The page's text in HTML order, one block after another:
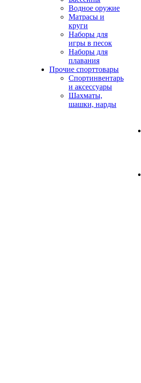
Водное оружие
Матрасы и
круги
Наборы для
игры в песок
Наборы для
плавания
Прочие спорттовары
Спортинвентарь
и аксессуары
Шахматы,
шашки, нарды